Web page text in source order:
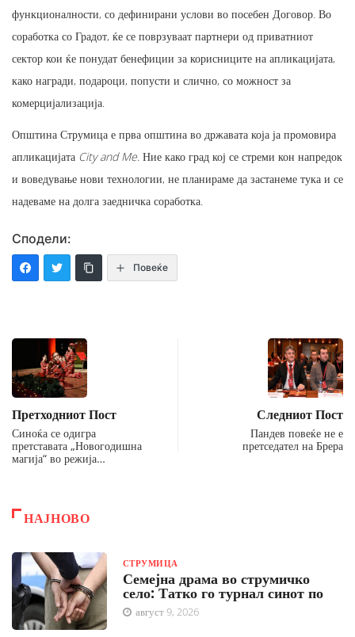
функционалности, со дефинирани услови во посебен Договор. Во
соработка со Градот, ќе се поврзуваат партнери од приватниот
сектор кои ќе понудат бенефиции за корисниците на апликацијата,
како награди, подароци, попусти и слично, со можност за
комерцијализација.
Општина Струмица е прва општина во државата која ја промовира
апликацијата City and Me. Ние како град кој се стреми кон напредок
и воведување нови технологии, не планираме да застанеме тука и се
надеваме на долга заедничка соработка.
Сподели:
Повеќе
Претходниот Пост
Синоќа се одигра
претставата „Новогодишна
магија“ во режија…
Следниот Пост
Пандев повеќе не е
претседател на Брера
НАЈНОВО
СТРУМИЦА
Семејна драма во струмичко
село: Татко го турнал синот по
август 9, 2026